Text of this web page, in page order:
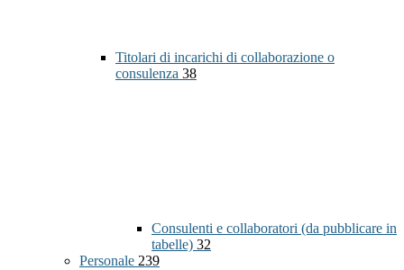
Titolari di incarichi di collaborazione o
consulenza 38
Consulenti e collaboratori (da pubblicare in
tabelle) 32
Personale 239